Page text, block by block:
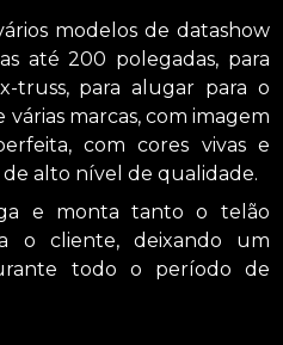
modelos de datashow
até 200 polegadas, para
truss, para alugar para o
marcas, com imagem
com cores vivas e
alto nível de qualidade.
e monta tanto o telão
o cliente, deixando um
todo o período de